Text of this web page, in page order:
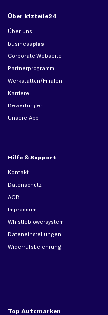
Über kfzteile24
Über uns
businessplus
Corporate Webseite
Partnerprogramm
Werkstätten/Filialen
Karriere
Bewertungen
Unsere App
Hilfe & Support
Kontakt
Datenschutz
AGB
Impressum
Whistleblowersystem
Dateneinstellungen
Widerrufsbelehrung
Top Automarken